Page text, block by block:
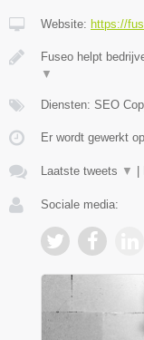
Website: https://
Fuseo helpt
▼
Diensten: SEO
Er wordt gewerkt
Laatste tweets ▼
Sociale media: